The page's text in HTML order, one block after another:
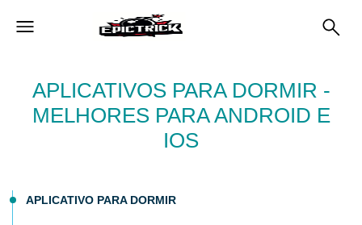
APLICATIVOS PARA DORMIR -
MELHORES PARA ANDROID E
IOS
APLICATIVO PARA DORMIR